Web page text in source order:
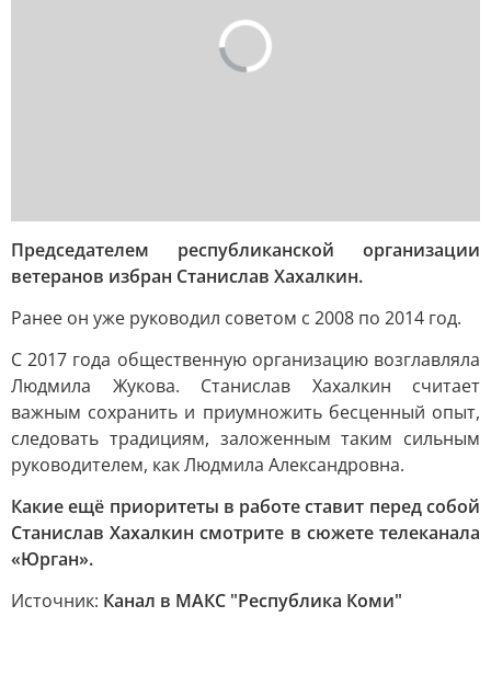
Председателем республиканской организации
ветеранов избран Станислав Хахалкин.
Ранее он уже руководил советом с 2008 по 2014 год.
С 2017 года общественную организацию возглавляла
Людмила Жукова. Станислав Хахалкин считает
важным сохранить и приумножить бесценный опыт,
следовать традициям, заложенным таким сильным
руководителем, как Людмила Александровна.
Какие ещё приоритеты в работе ставит перед собой
Станислав Хахалкин смотрите в сюжете телеканала
«Юрган».
Источник: Канал в МАКС "Республика Коми"